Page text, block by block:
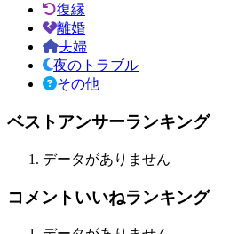
復縁
離婚
夫婦
夜のトラブル
その他
ベストアンサーランキング
データがありません
コメントいいねランキング